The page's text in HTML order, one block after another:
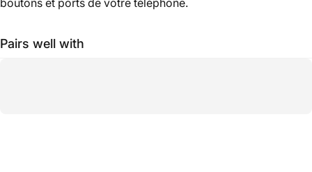
boutons et ports de votre téléphone.
Pairs well with